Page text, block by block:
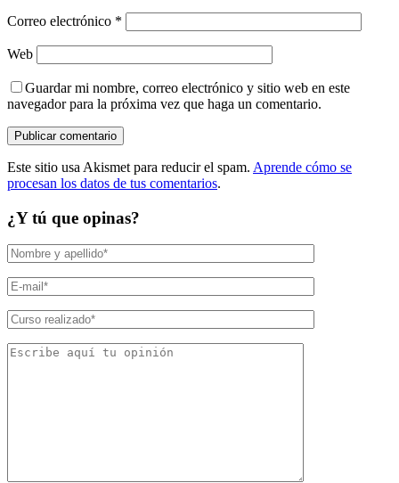
Correo electrónico *
Web
Guardar mi nombre, correo electrónico y sitio web en este
navegador para la próxima vez que haga un comentario.
Este sitio usa Akismet para reducir el spam. Aprende cómo se
procesan los datos de tus comentarios.
¿Y tú que opinas?